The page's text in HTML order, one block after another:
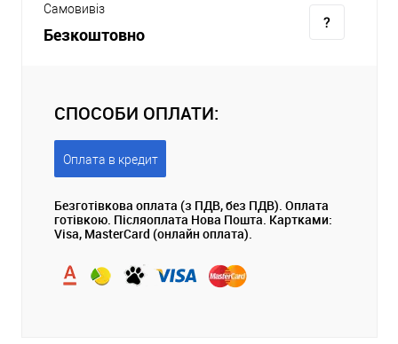
Самовивіз
Безкоштовно
СПОСОБИ ОПЛАТИ:
Оплата в кредит
Безготівкова оплата (з ПДВ, без ПДВ). Оплата
готівкою. Післяоплата Нова Пошта. Картками:
Visa, MasterCard (онлайн оплата).